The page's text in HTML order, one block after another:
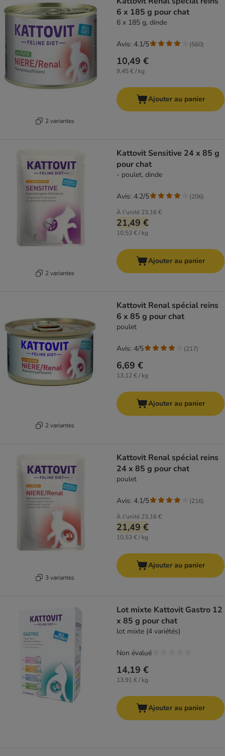
2 variantes
6 x 185 g pour chat
6 x 185 g, dinde
10,49 €
9,45 € / kg
Avis: 4.1/5 (560)
Ajouter au panier
2 variantes
Kattovit Sensitive 24 x 85 g
pour chat
- poulet, dinde
À l'unité 23,16 €
21,49 €
10,53 € / kg
Avis: 4.2/5 (206)
Ajouter au panier
2 variantes
Kattovit Renal spécial reins
6 x 85 g pour chat
poulet
6,69 €
13,12 € / kg
Avis: 4/5 (217)
Ajouter au panier
3 variantes
Kattovit Renal spécial reins
24 x 85 g pour chat
poulet
À l'unité 23,16 €
21,49 €
10,53 € / kg
Avis: 4.1/5 (216)
Ajouter au panier
Lot mixte Kattovit Gastro 12
x 85 g pour chat
lot mixte (4 variétés)
14,19 €
13,91 € / kg
Non évalué
Ajouter au panier